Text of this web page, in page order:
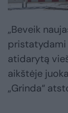
„Beveik
pristatydami
atidarytą
aikštėje
„Grinda“